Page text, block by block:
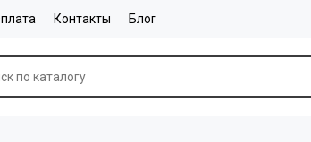
Контакты Блог